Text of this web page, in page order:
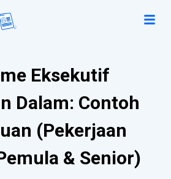
Eksekutif
Dalam: Contoh
(Pekerjaan
& Senior)